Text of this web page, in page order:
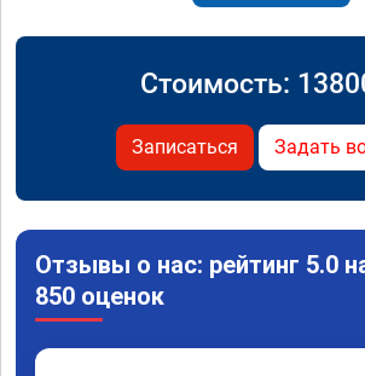
Стоимость:
Записаться Задать
Отзывы о нас: рейтинг 5.0
850 оценок